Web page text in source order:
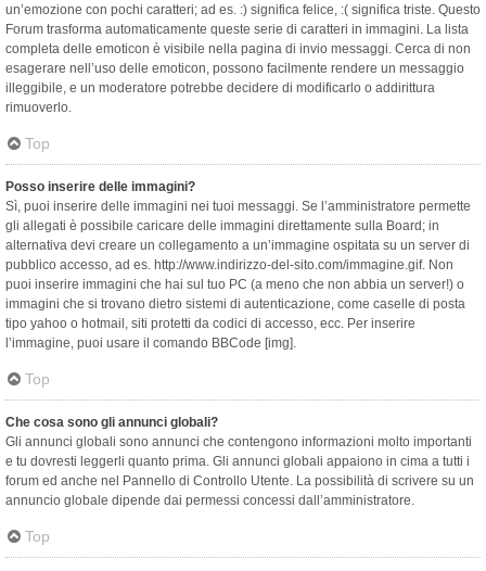
un’emozione con pochi caratteri; ad es. :) significa felice, :( significa triste. Questo
Forum trasforma automaticamente queste serie di caratteri in immagini. La lista
completa delle emoticon è visibile nella pagina di invio messaggi. Cerca di non
esagerare nell’uso delle emoticon, possono facilmente rendere un messaggio
illeggibile, e un moderatore potrebbe decidere di modificarlo o addirittura
rimuoverlo.
Top
Posso inserire delle immagini?
Sì, puoi inserire delle immagini nei tuoi messaggi. Se l’amministratore permette
gli allegati è possibile caricare delle immagini direttamente sulla Board; in
alternativa devi creare un collegamento a un’immagine ospitata su un server di
pubblico accesso, ad es. http://www.indirizzo-del-sito.com/immagine.gif. Non
puoi inserire immagini che hai sul tuo PC (a meno che non abbia un server!) o
immagini che si trovano dietro sistemi di autenticazione, come caselle di posta
tipo yahoo o hotmail, siti protetti da codici di accesso, ecc. Per inserire
l’immagine, puoi usare il comando BBCode [img].
Top
Che cosa sono gli annunci globali?
Gli annunci globali sono annunci che contengono informazioni molto importanti
e tu dovresti leggerli quanto prima. Gli annunci globali appaiono in cima a tutti i
forum ed anche nel Pannello di Controllo Utente. La possibilità di scrivere su un
annuncio globale dipende dai permessi concessi dall’amministratore.
Top